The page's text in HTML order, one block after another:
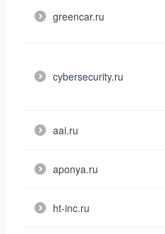
greencar.ru
cybersecurity.ru
aai.ru
aponya.ru
ht-inc.ru